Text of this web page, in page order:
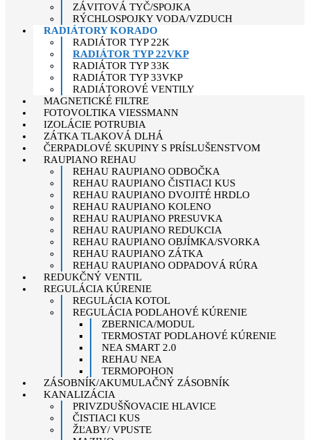
ZÁVITOVÁ TYČ/SPOJKA
RÝCHLOSPOJKY VODA/VZDUCH
RADIÁTORY KORADO
RADIÁTOR TYP 22K
RADIÁTOR TYP 22VKP
RADIÁTOR TYP 33K
RADIÁTOR TYP 33VKP
RADIÁTOROVÉ VENTILY
MAGNETICKÉ FILTRE
FOTOVOLTIKA VIESSMANN
IZOLÁCIE POTRUBIA
ZÁTKA TLAKOVÁ DLHÁ
ČERPADLOVÉ SKUPINY S PRÍSLUŠENSTVOM
RAUPIANO REHAU
REHAU RAUPIANO ODBOČKA
REHAU RAUPIANO ČISTIACI KUS
REHAU RAUPIANO DVOJITÉ HRDLO
REHAU RAUPIANO KOLENO
REHAU RAUPIANO PRESUVKA
REHAU RAUPIANO REDUKCIA
REHAU RAUPIANO OBJÍMKA/SVORKA
REHAU RAUPIANO ZÁTKA
REHAU RAUPIANO ODPADOVÁ RÚRA
REDUKČNÝ VENTIL
REGULÁCIA KÚRENIE
REGULÁCIA KOTOL
REGULÁCIA PODLAHOVÉ KÚRENIE
ZBERNICA/MODUL
TERMOSTAT PODLAHOVÉ KÚRENIE
NEA SMART 2.0
REHAU NEA
TERMOPOHON
ZÁSOBNÍK/AKUMULAČNÝ ZÁSOBNÍK
KANALIZÁCIA
PRIVZDUŠŇOVACIE HLAVICE
ČISTIACI KUS
ŽĽABY/ VPUSTE